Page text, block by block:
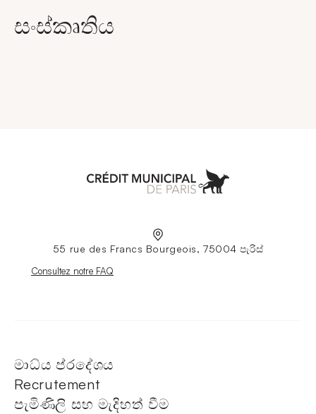
සංස්කෘතිය
55 rue des Francs Bourgeois, 75004 පැරිස්
Nouvelle fenêtre
Consultez notre FAQ
මාධ්ය ප්රදේශය
Recrutement
පැමිණිලි සහ මැදිහත් වීම